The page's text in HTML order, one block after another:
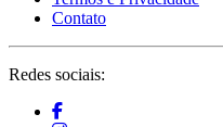
Contato
Redes sociais: